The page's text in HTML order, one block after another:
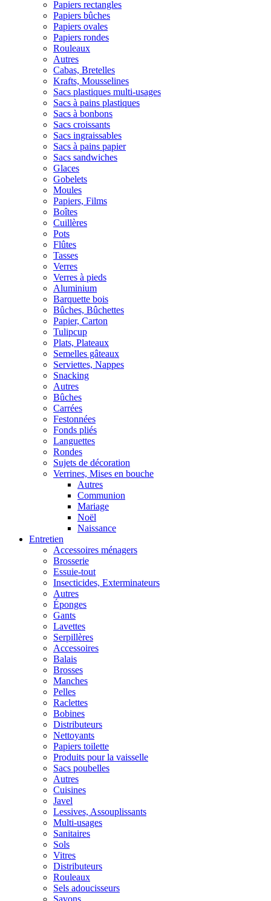
Papiers rectangles
Papiers bûches
Papiers ovales
Papiers rondes
Rouleaux
Autres
Cabas, Bretelles
Krafts, Mousselines
Sacs plastiques multi-usages
Sacs à pains plastiques
Sacs à bonbons
Sacs croissants
Sacs ingraissables
Sacs à pains papier
Sacs sandwiches
Glaces
Gobelets
Moules
Papiers, Films
Boîtes
Cuillères
Pots
Flûtes
Tasses
Verres
Verres à pieds
Aluminium
Barquette bois
Bûches, Bûchettes
Papier, Carton
Tulipcup
Plats, Plateaux
Semelles gâteaux
Serviettes, Nappes
Snacking
Autres
Bûches
Carrées
Festonnées
Fonds pliés
Languettes
Rondes
Sujets de décoration
Verrines, Mises en bouche
Autres
Communion
Mariage
Noël
Naissance
Entretien
Accessoires ménagers
Brosserie
Essuie-tout
Insecticides, Exterminateurs
Autres
Éponges
Gants
Lavettes
Serpillères
Accessoires
Balais
Brosses
Manches
Pelles
Raclettes
Bobines
Distributeurs
Nettoyants
Papiers toilette
Produits pour la vaisselle
Sacs poubelles
Autres
Cuisines
Javel
Lessives, Assouplissants
Multi-usages
Sanitaires
Sols
Vitres
Distributeurs
Rouleaux
Sels adoucisseurs
Savons